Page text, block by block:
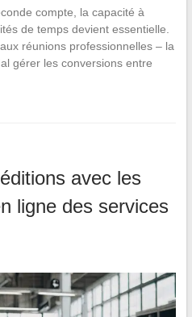
compte, la capacité à
de temps devient essentielle.
réunions professionnelles – la
gérer les conversions entre
avec les
ligne des services